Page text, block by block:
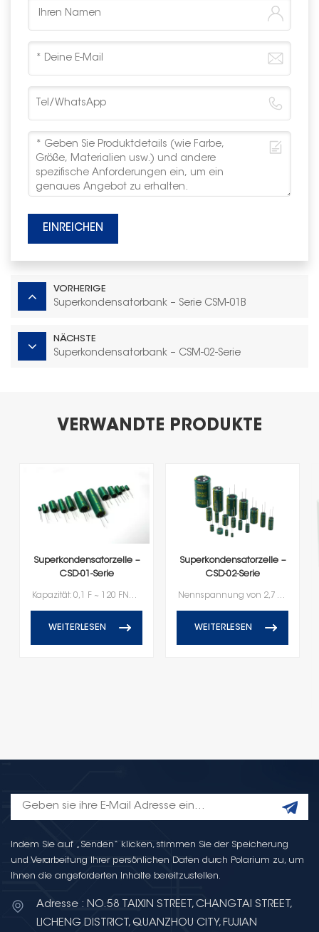
EINREICHEN
VORHERIGE
Superkondensatorbank – Serie CSM-01B
NÄCHSTE
Superkondensatorbank – CSM-02-Serie
VERWANDTE PRODUKTE
Superkondensatorzelle –
CSD-01-Serie
Kapazität: 0,1 F ~ 120 FNennspannung: 2,7 V
WEITERLESEN
Superkondensatorzelle –
CSD-02-Serie
Nennspannung von 2,7 VKapazität im Bereich von 100F zu 600F
WEITERLESEN
Indem Sie auf „Senden“ klicken, stimmen Sie der Speicherung
und Verarbeitung Ihrer persönlichen Daten durch Polarium zu, um
Ihnen die angeforderten Inhalte bereitzustellen.
Adresse : NO.58 TAIXIN STREET, CHANGTAI STREET,
LICHENG DISTRICT, QUANZHOU CITY, FUJIAN